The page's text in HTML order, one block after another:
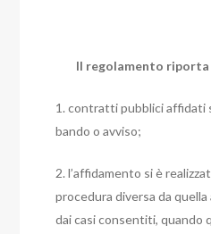
Il regolamento
1. contratti pubblici affidati
bando o avviso;
2. l’affidamento si è
procedura diversa da
dai casi consentiti, quando